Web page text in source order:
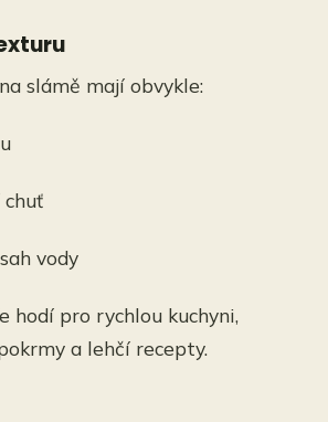
slámě mají obvykle:
vody
hodí pro rychlou kuchyni,
a lehčí recepty.